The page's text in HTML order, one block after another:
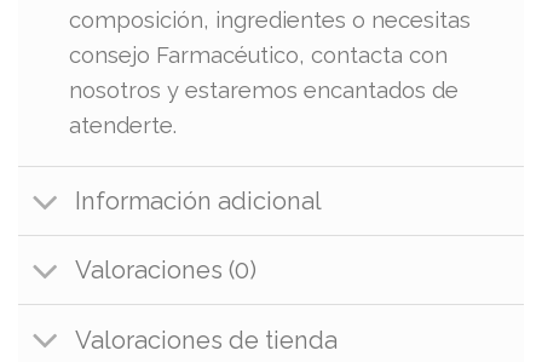
composición, ingredientes o necesitas
consejo Farmacéutico, contacta con
nosotros y estaremos encantados de
atenderte.
Información adicional
Valoraciones (0)
Valoraciones de tienda